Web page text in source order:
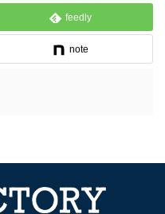
feedly
note